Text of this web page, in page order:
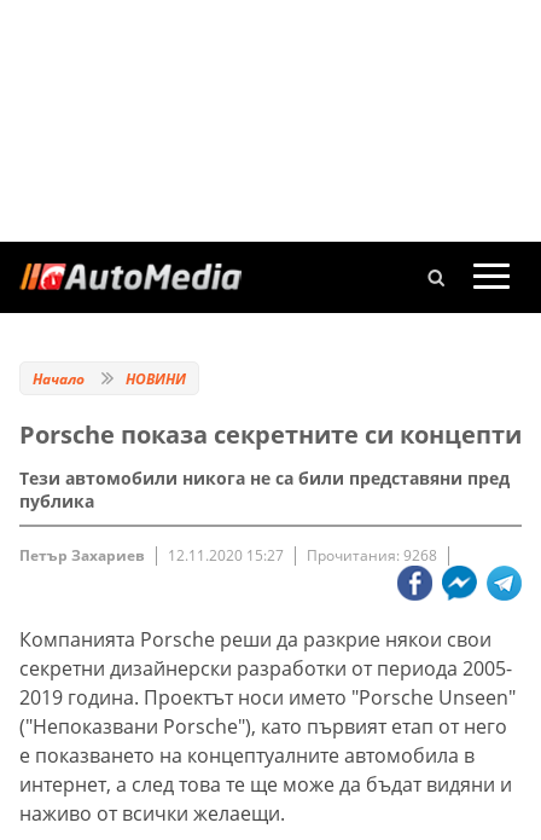
Начало НОВИНИ
Porsche показа секретните си концепти
Тези автомобили никога не са били представяни пред
публика
Петър Захариев 12.11.2020 15:27 Прочитания: 9268
Компанията Porsche реши да разкрие някои свои
секретни дизайнерски разработки от периода 2005-
2019 година. Проектът носи името "Porsche Unseen"
("Непоказвани Porsche"), като първият етап от него
е показването на концептуалните автомобила в
интернет, а след това те ще може да бъдат видяни и
наживо от всички желаещи.